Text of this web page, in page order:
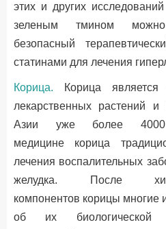
этих и других
зеленым тмином можно
безопасный
статинами для лечения
Корица.
Корица
лекарственных растений и
Азии уже более
медицине корица
лечения воспалительных
желудка. После
компонентов корицы многие
об их биологической